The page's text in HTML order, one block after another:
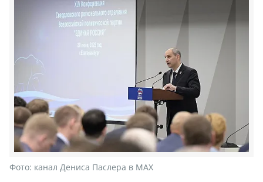
Фото: канал Дениса Паслера в МАХ